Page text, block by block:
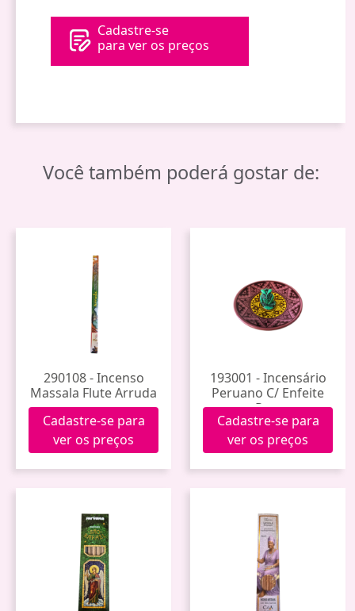
Cadastre-se
para ver os preços
Você também poderá gostar de:
290108 - Incenso
Massala Flute Arruda
Cadastre-se para
ver os preços
193001 - Incensário
Peruano C/ Enfeite
Peq.
Cadastre-se para
ver os preços